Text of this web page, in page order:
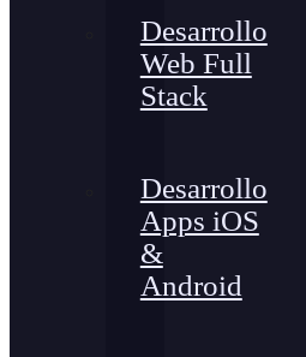
Desarrollo
Web Full
Stack
Desarrollo
Apps iOS
&
Android